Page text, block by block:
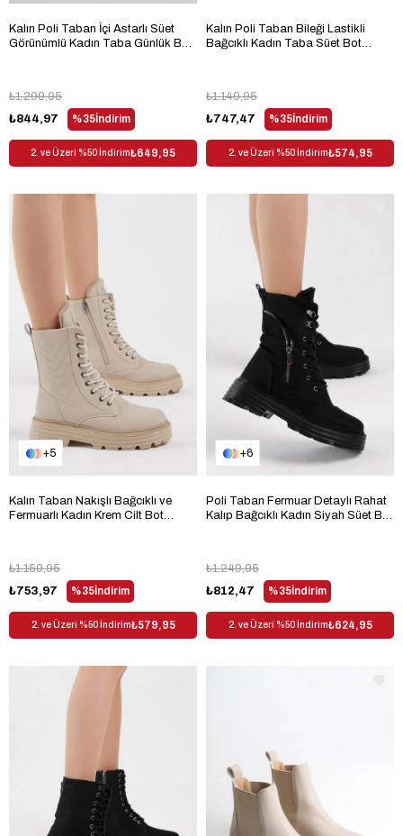
Kalın Poli Taban İçi Astarlı Süet
Görünümlü Kadın Taba Günlük Bot
%35İndirim
₺844,97
₺1.299,95
2. ve Üzeri %50 İndirim₺649,95
Kalın Poli Taban Bileği Lastikli
Bağcıklı Kadın Taba Süet Bot
%35İndirim
₺747,47
₺1.149,95
2. ve Üzeri %50 İndirim₺574,95
5
Kalın Taban Nakışlı Bağcıklı ve
Fermuarlı Kadın Krem Cilt Bot
%35İndirim
₺753,97
₺1.159,95
2. ve Üzeri %50 İndirim₺579,95
6
Poli Taban Fermuar Detaylı Rahat
Kalıp Bağcıklı Kadın Siyah Süet Bot
%35İndirim
₺812,47
₺1.249,95
2. ve Üzeri %50 İndirim₺624,95